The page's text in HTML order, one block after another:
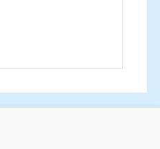
式，推动审批